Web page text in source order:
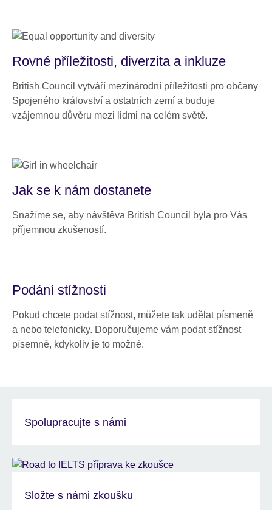
Rovné příležitosti, diverzita a inkluze
British Council vytváří mezinárodní příležitosti pro občany
Spojeného království a ostatních zemí a buduje
vzájemnou důvěru mezi lidmi na celém světě.
Jak se k nám dostanete
Snažíme se, aby návštěva British Council byla pro Vás
příjemnou zkušeností.
Podání stížnosti
Pokud chcete podat stížnost, můžete tak udělat písmeně
a nebo telefonicky. Doporučujeme vám podat stížnost
písemně, kdykoliv je to možné.
Spolupracujte s námi
Složte s námi zkoušku